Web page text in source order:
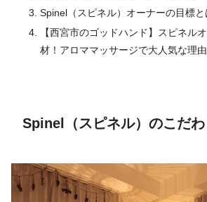
Spinel（スピネル）オーナーの目標と
【西宮市のゴッドハンド】スピネル
材！アロママッサージで大人気な理
Spinel（スピネル）のこだわ